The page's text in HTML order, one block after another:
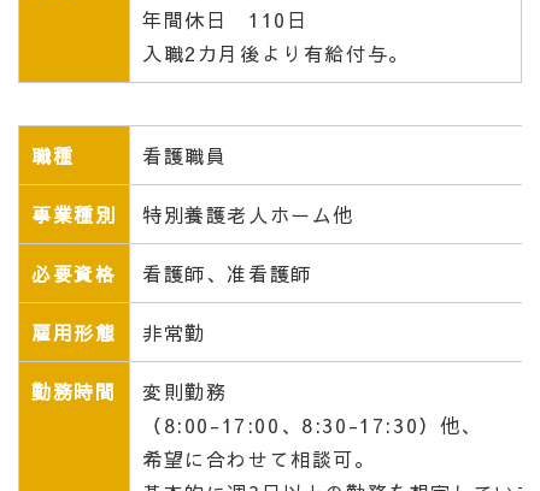
年間休日 110日
入職2カ月後より有給付与。
職種 看護職員
事業種別 特別養護老人ホーム他
必要資格 看護師、准看護師
雇用形態 非常勤
勤務時間
変則勤務
（8:00-17:00、8:30-17:30）他、
希望に合わせて相談可。